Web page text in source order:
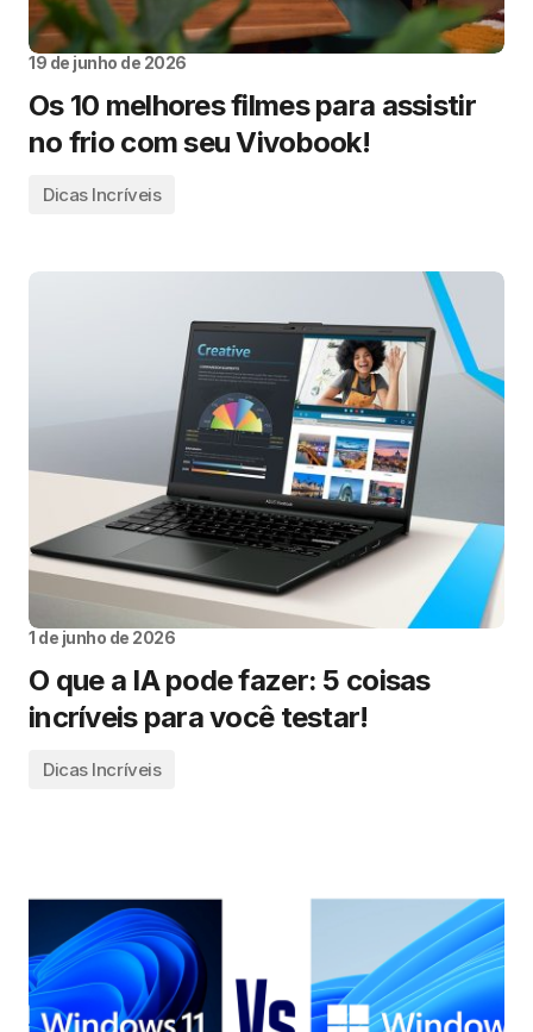
19 de junho de 2026
Os 10 melhores filmes para assistir
no frio com seu Vivobook!
Dicas Incríveis
1 de junho de 2026
O que a IA pode fazer: 5 coisas
incríveis para você testar!
Dicas Incríveis